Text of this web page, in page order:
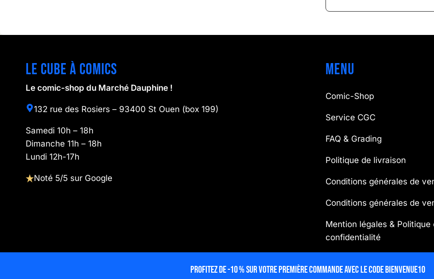
Profitez de -10 % sur votre première commande avec le code BIENVENUE10
Le cube à comics
Le comic-shop du Marché Dauphine !
132 rue des Rosiers – 93400 St Ouen (box 199)
Samedi 10h – 18h
Dimanche 11h – 18h
Lundi 12h-17h
Noté 5/5 sur Google
Menu
Comic-Shop
Service CGC
FAQ & Grading
Politique de livraison
Conditions générales de
Conditions générales de
Mention légales & Politique
confidentialité
© 2025 lecubeacomics – Propulsé parProGweb